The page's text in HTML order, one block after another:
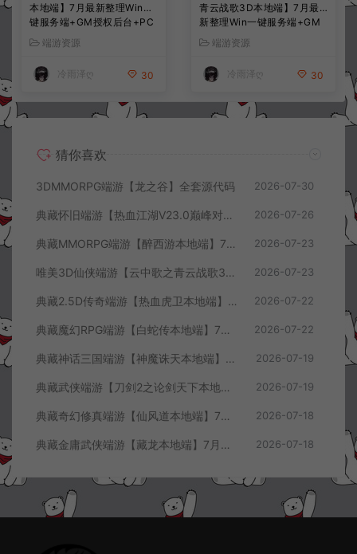
本地端】7月最新整理Win一
键服务端+GM授权后台+PC
客户端+详细搭建教程
端游资源
冷雨泽ღ 30
青云战歌3D本地端】7月最
新整理Win一键服务端+GM
工具+PC客户端+详细搭建教
端游资源
冷雨泽ღ 30
猜你喜欢
3DMMORPG端游【龙之谷】全套源代码 2026-07-30
典藏怀旧端游【热血江湖V23.0巅峰对决】7月最新整理Win一键服务端+GS源码+百宝阁+在线GM工具+PC客户端+详细搭建教程 2026-07-26
典藏MMORPG端游【醉西游本地端】7月最新整理Win一键服务端+GM授权后台+PC客户端+详细搭建教程 2026-07-23
唯美3D仙侠端游【云中歌之青云战歌3D本地端】7月最新整理Win一键服务端+GM工具+PC客户端+详细搭建教程 2026-07-23
典藏2.5D传奇端游【热血虎卫本地端】7月最新整理Win一键服务端+充值教程+PC客户端+详细搭建教程 2026-07-22
典藏魔幻RPG端游【白蛇传本地端】7月最新整理Win一键服务端+GM工具+PC客户端+详细搭建教程 2026-07-22
典藏神话三国端游【神魔诛天本地端】7月最新整理Win一键服务端+充值教程+PC客户端+详细搭建教程 2026-07-19
典藏武侠端游【刀剑2之论剑天下本地端】7月最新整理Win一键服务端+GM工具+PC客户端+详细搭建教程 2026-07-19
典藏奇幻修真端游【仙风道本地端】7月最新整理Win一键服务端+GM工具+PC客户端+详细搭建教程 2026-07-18
典藏金庸武侠端游【藏龙本地端】7月最新整理Win一键服务端+GM工具+PC客户端+详细搭建教程 2026-07-18